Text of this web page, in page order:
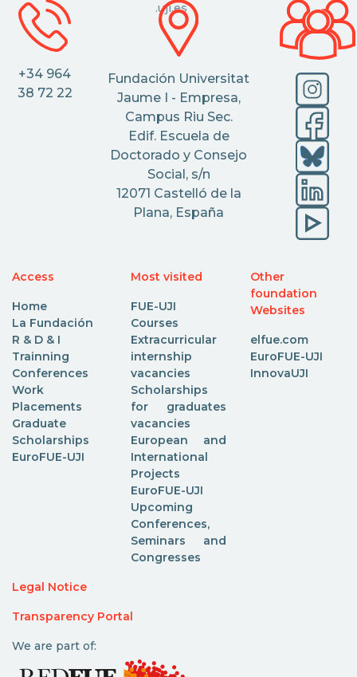
.uji.es
+34 964
38 72 22
Fundación Universitat
Jaume I - Empresa,
Campus Riu Sec.
Edif. Escuela de
Doctorado y Consejo
Social, s/n
12071 Castelló de la
Plana, España
Access
Home
La Fundación
R & D & I
Trainning
Conferences
Work
Placements
Graduate
Scholarships
EuroFUE-UJI
Most visited
FUE-UJI
Courses
Extracurricular
internship
vacancies
Scholarships
for graduates
vacancies
European and
International
Projects
EuroFUE-UJI
Upcoming
Conferences,
Seminars and
Congresses
Other
foundation
Websites
elfue.com
EuroFUE-UJI
InnovaUJI
Legal Notice
Transparency Portal
We are part of: